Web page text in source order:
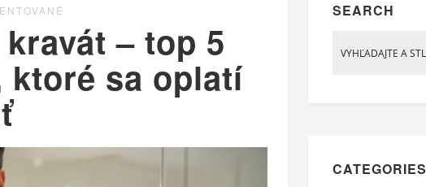
– top 5
ktoré sa oplatí
SEARCH
CATEGORIES